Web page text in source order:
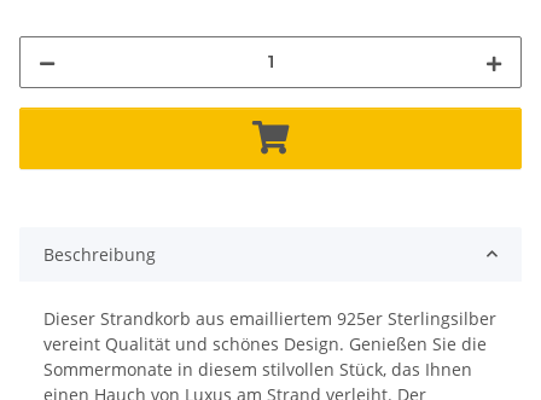
Beschreibung
Dieser Strandkorb aus emailliertem 925er Sterlingsilber
vereint Qualität und schönes Design. Genießen Sie die
Sommermonate in diesem stilvollen Stück, das Ihnen
einen Hauch von Luxus am Strand verleiht. Der